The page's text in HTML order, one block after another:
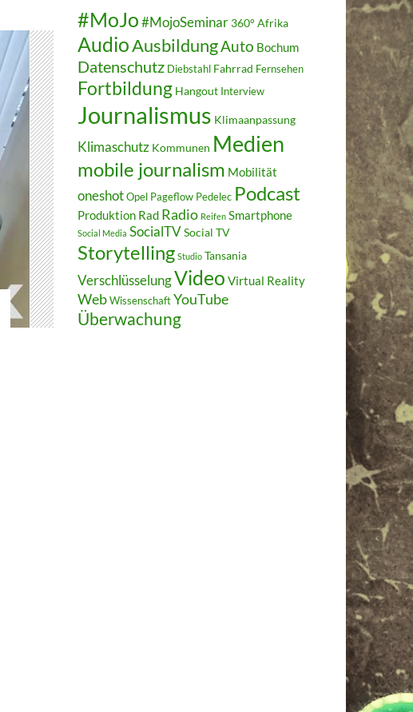
#MoJo#MojoSeminar 360° Afrika
AudioAusbildungAuto Bochum
Datenschutz Diebstahl Fahrrad Fernsehen
Fortbildung Hangout Interview
Journalismus Klimaanpassung
Klimaschutz Kommunen Medien
mobile journalism Mobilität
oneshot Opel Pageflow Pedelec Podcast
Produktion Rad Radio Reifen Smartphone
Social Media SocialTVSocial TV
Storytelling Studio Tansania
VerschlüsselungVideo Virtual Reality
Web Wissenschaft YouTube
Überwachung